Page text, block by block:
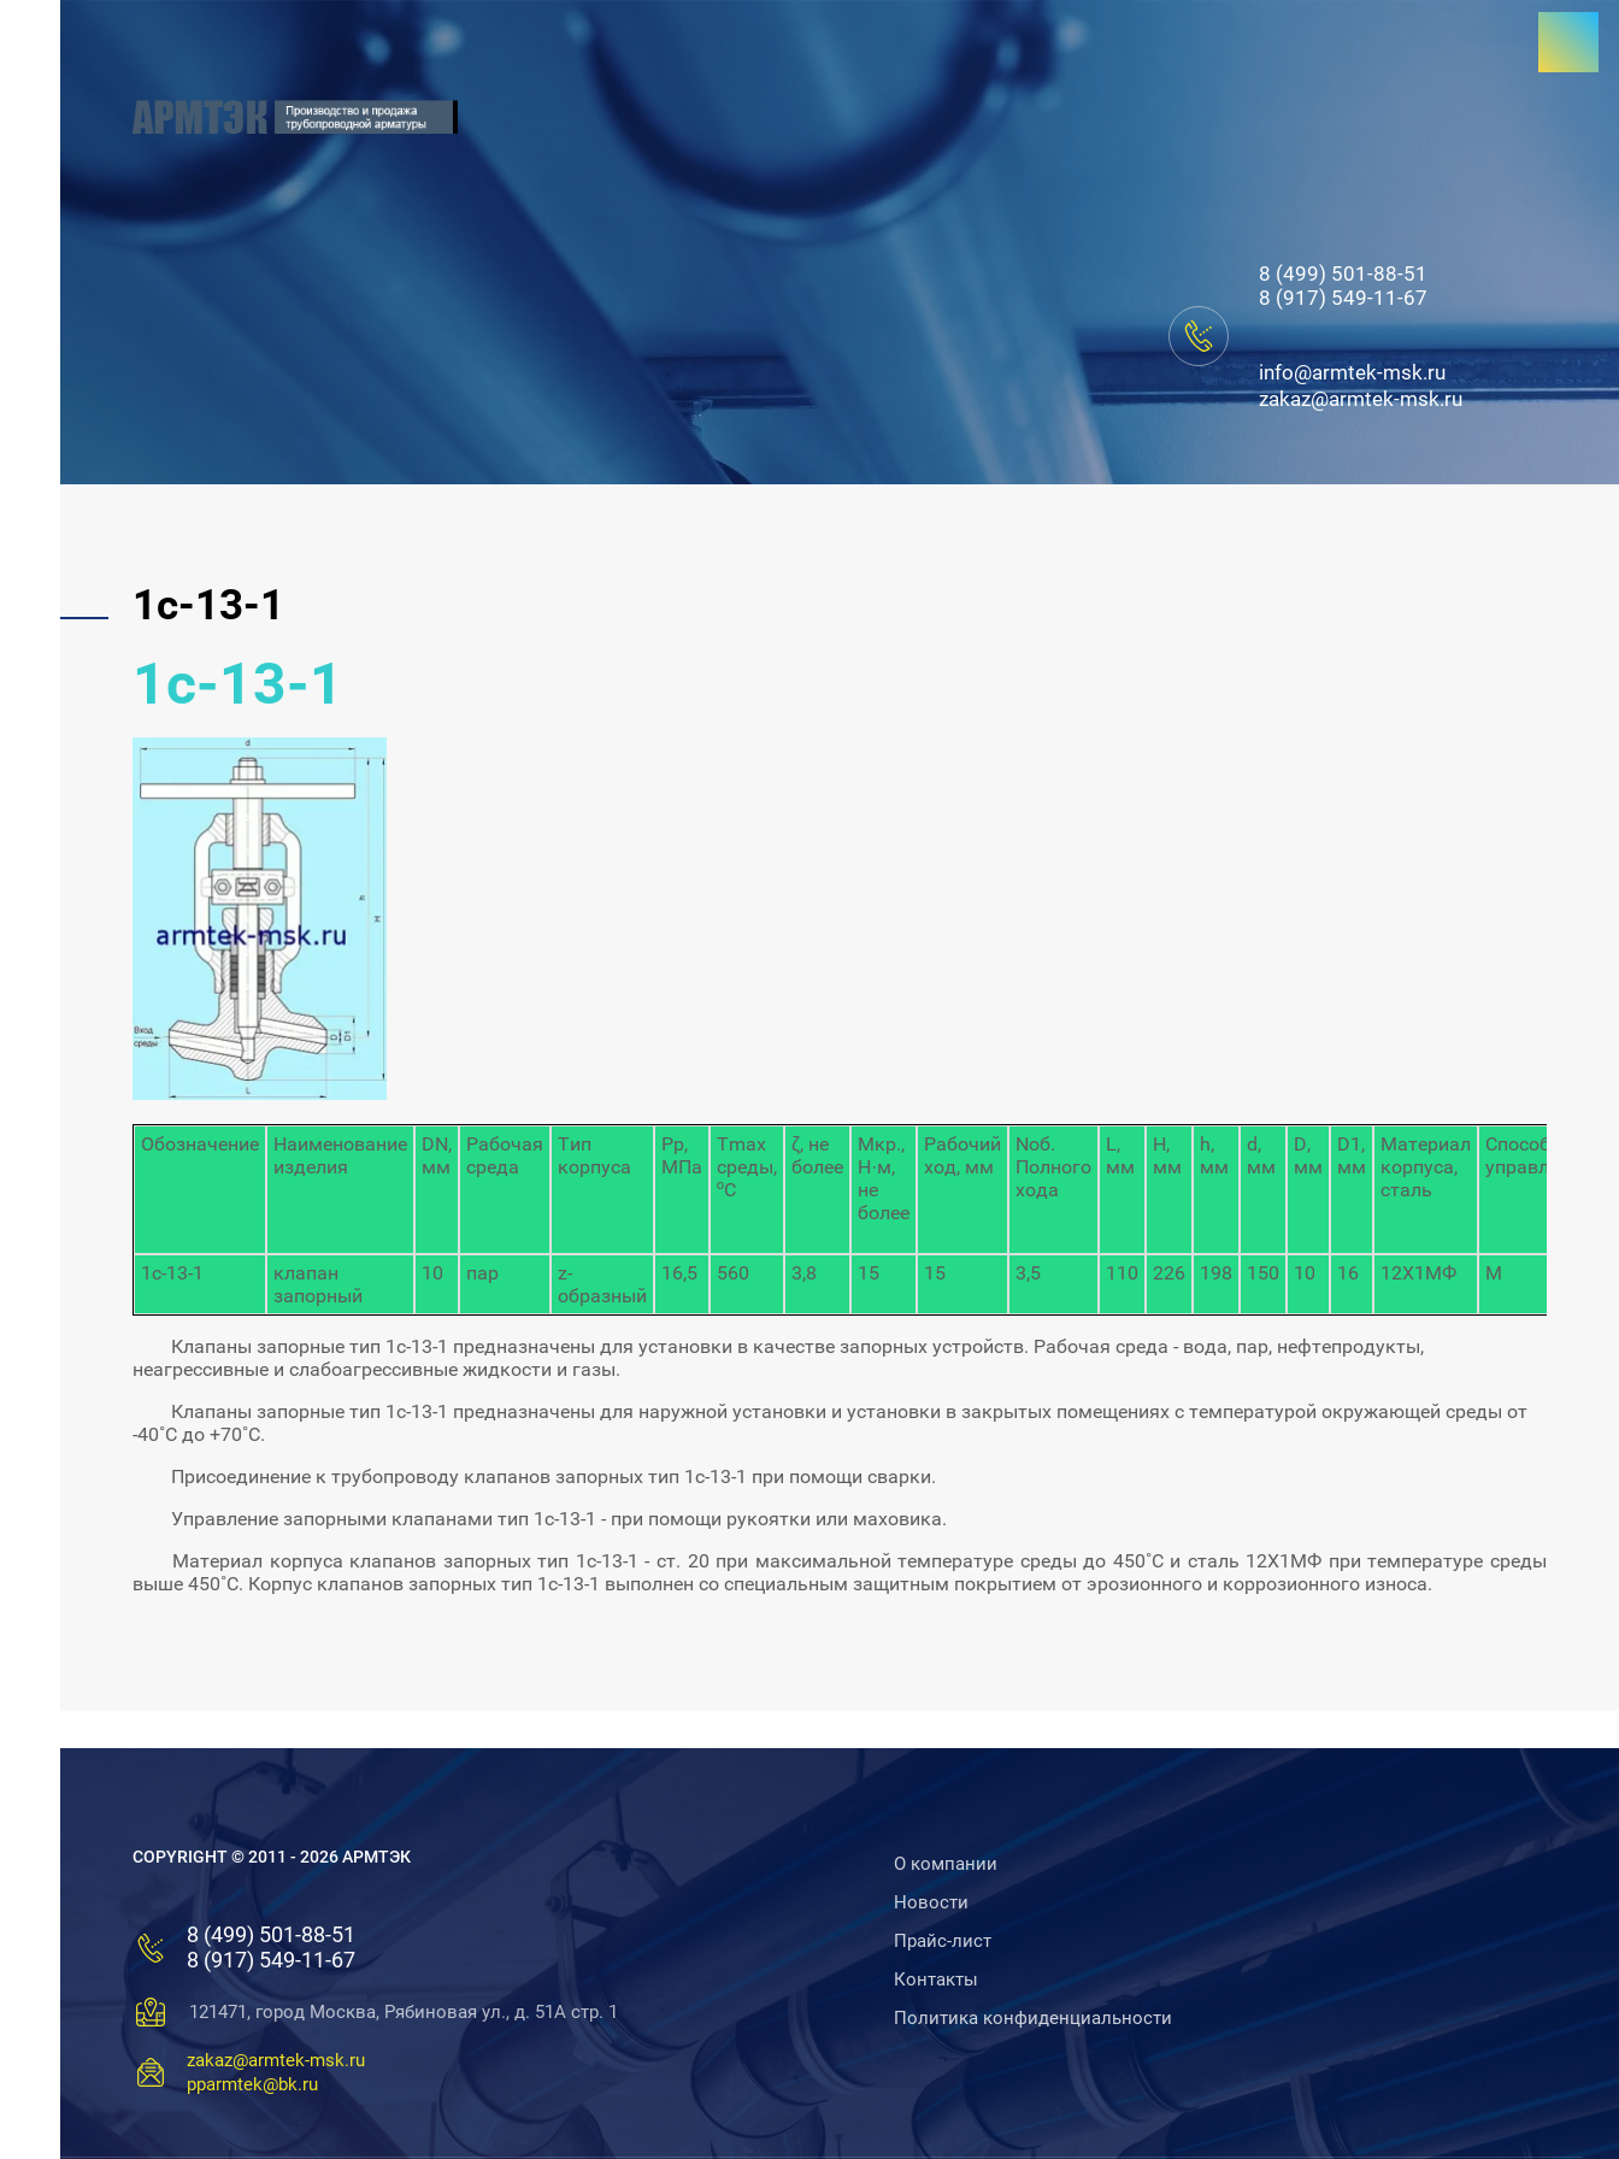
8 (499) 501-88-51
8 (917) 549-11-67
info@armtek-msk.ru
zakaz@armtek-msk.ru
1с-13-1
1с-13-1
Обозначение
Наименование
изделия
DN,
мм
Рабочая
среда
Тип
корпуса
Рр,
МПа
Tmax
среды,
ºC
ζ, не
более
Мкр.,
Н·м,
не
более
Рабочий
ход, мм
Nоб.
Полного
хода
L,
мм
H,
мм
h,
мм
d,
мм
D,
мм
D1,
мм
Материал
корпуса,
сталь
Способ
управления
1с-13-1
клапан
запорный
10 пар
z-
образный
16,5 560 3,8 15 15 3,5 110 226 198 150 10 16 12Х1МФ М
Клапаны запорные тип 1с-13-1 предназначены для установки в качестве запорных устройств. Рабочая среда - вода, пар, нефтепродукты,
неагрессивные и слабоагрессивные жидкости и газы.
Клапаны запорные тип 1с-13-1 предназначены для наружной установки и установки в закрытых помещениях с температурой окружающей среды от
-40˚С до +70˚С.
Присоединение к трубопроводу клапанов запорных тип 1с-13-1 при помощи сварки.
Управление запорными клапанами тип 1с-13-1 - при помощи рукоятки или маховика.
Материал корпуса клапанов запорных тип 1с-13-1 - ст. 20 при максимальной температуре среды до 450˚С и сталь 12Х1МФ при температуре среды
выше 450˚С. Корпус клапанов запорных тип 1с-13-1 выполнен со специальным защитным покрытием от эрозионного и коррозионного износа.
COPYRIGHT © 2011 - 2026 АРМТЭК
8 (499) 501-88-51
8 (917) 549-11-67
121471, город Москва, Рябиновая ул., д. 51А стр. 1
zakaz@armtek-msk.ru
pparmtek@bk.ru
О компании
Новости
Прайс-лист
Контакты
Политика конфиденциальности